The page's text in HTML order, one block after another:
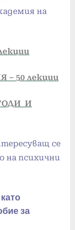
на
50 лекции
И
се
на психични
за